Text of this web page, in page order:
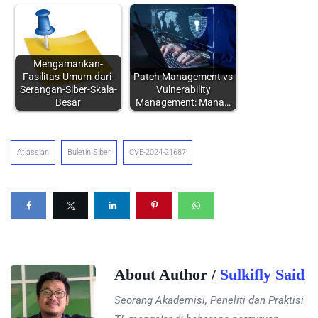
Mengamankan-
Fasilitas-Umum-dari-
Serangan-Siber-Skala-
Besar
Patch Management vs
Vulnerability
Management: Mana…
Atlassian Buletin Siber CVE-2024-21687
About Author / Sulkifly Said
Seorang Akademisi, Peneliti dan Praktisi